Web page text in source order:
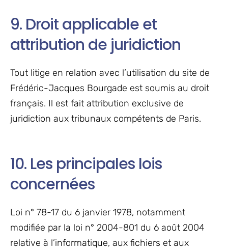
9. Droit applicable et
attribution de juridiction
Tout litige en relation avec l’utilisation du site de
Frédéric-Jacques Bourgade est soumis au droit
français. Il est fait attribution exclusive de
juridiction aux tribunaux compétents de Paris.
10. Les principales lois
concernées
Loi n° 78-17 du 6 janvier 1978, notamment
modifiée par la loi n° 2004-801 du 6 août 2004
relative à l’informatique, aux fichiers et aux